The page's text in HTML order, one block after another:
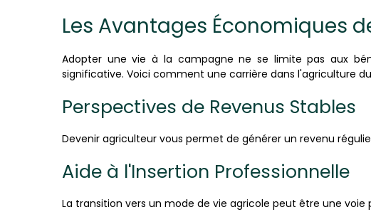
Les Avantages Économiques
Adopter une vie à la campagne ne se limite pas aux
significative. Voici comment une carrière dans l'agriculture
Perspectives de Revenus Stables
Devenir agriculteur vous permet de générer un revenu
Aide à l'Insertion Professionnelle
La transition vers un mode de vie agricole peut être une